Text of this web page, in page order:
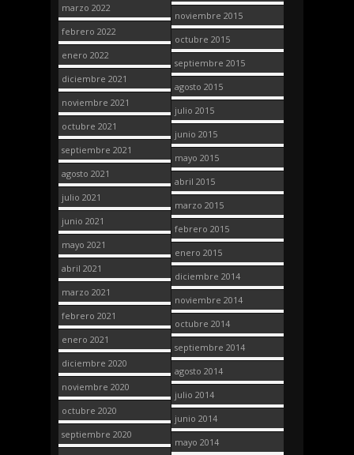
marzo 2022
febrero 2022
enero 2022
diciembre 2021
noviembre 2021
octubre 2021
septiembre 2021
agosto 2021
julio 2021
junio 2021
mayo 2021
abril 2021
marzo 2021
febrero 2021
enero 2021
diciembre 2020
noviembre 2020
octubre 2020
septiembre 2020
noviembre 2015
octubre 2015
septiembre 2015
agosto 2015
julio 2015
junio 2015
mayo 2015
abril 2015
marzo 2015
febrero 2015
enero 2015
diciembre 2014
noviembre 2014
octubre 2014
septiembre 2014
agosto 2014
julio 2014
junio 2014
mayo 2014